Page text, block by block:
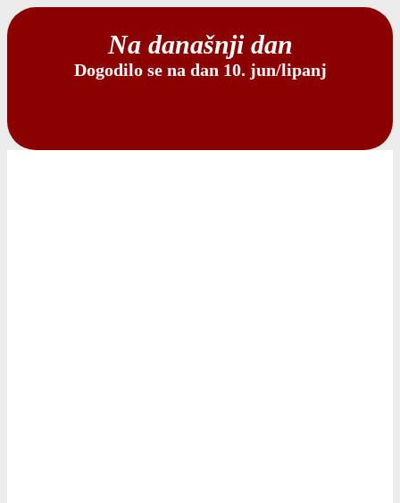
Na današnji dan
Dogodilo se na dan 10. jun/lipanj